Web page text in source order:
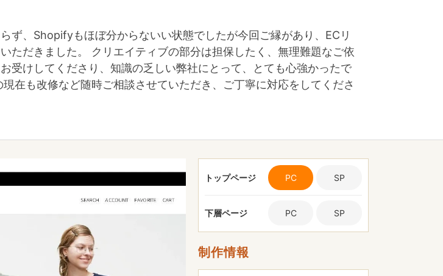
ず、Shopifyもほぼ分からないい状態でしたが今回ご縁があり、ECリ
ただきました。 クリエイティブの部分は担保したく、無理難題なご依
受けしてくださり、知識の乏しい弊社にとって、とても心強かったで
在も改修など随時ご相談させていただき、ご丁寧に対応をしてくださ
トップページ PC SP
下層ページ PC SP
制作情報